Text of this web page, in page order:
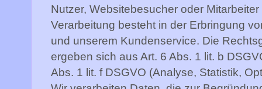
Nutzer, Websitebesucher oder
Verarbeitung besteht in der Erbringung
und unserem Kundenservice. Die
ergeben sich aus Art. 6 Abs. 1 lit. b
Abs. 1 lit. f DSGVO (Analyse, Statistik,